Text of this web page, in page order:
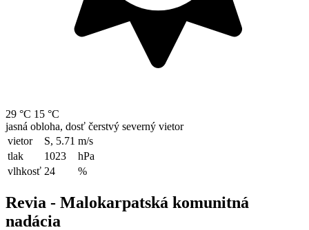
29 °C 15 °C
jasná obloha, dosť čerstvý severný vietor
vietor
S, 5.71 m/s
tlak
1023
hPa
vlhkosť 24 %
Revia - Malokarpatská komunitná
nadácia